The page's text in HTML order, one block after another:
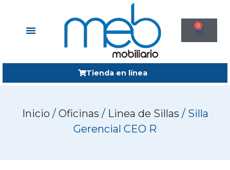
0
Tienda en línea
Inicio / Oficinas / Linea de Sillas / Silla
Gerencial CEO R